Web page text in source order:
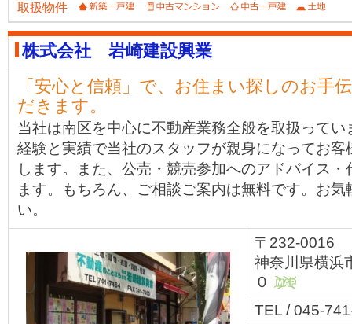
取扱物件
株式会社 岩崎建設興業
「安心と信頼」で、お住まい探しのお手
だきます。
当社は南区を中心に不動産業務全般を取扱ってい
経験と実績で当社のスタッフが親身になってお客
します。また、公売・競売参加へのアドバイス
ます。もちろん、ご相談ご案内は無料です。お
い。
〒232-0016
神奈川県横浜
０
MAP
TEL / 045-